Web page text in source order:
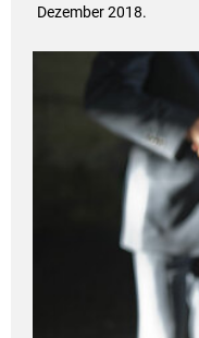
Dezember 2018.